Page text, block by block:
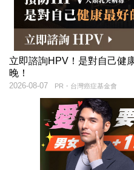
立即諮詢HPV！是對自己健
晚！
PR・台灣癌症基金會
2026-08-07